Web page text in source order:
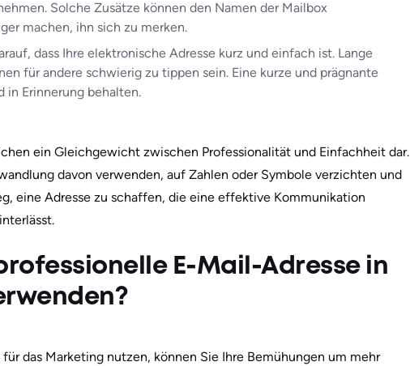
Solche Zusätze können den Namen der Mailbox
machen, ihn sich zu merken.
dass Ihre elektronische Adresse kurz und einfach ist. Lange
für andere schwierig zu tippen sein. Eine kurze und prägnante
in Erinnerung behalten.
ein Gleichgewicht zwischen Professionalität und Einfachheit dar.
davon verwenden, auf Zahlen oder Symbole verzichten und
eine Adresse zu schaffen, die eine effektive Kommunikation
E-Mail-Adresse in
das Marketing nutzen, können Sie Ihre Bemühungen um mehr